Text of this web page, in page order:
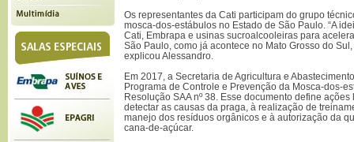
Os representantes da Cati participam do grupo
mosca-dos-estábulos no Estado de São Paulo. “A
Cati, Embrapa e usinas sucroalcooleiras para
São Paulo, como já acontece no Mato Grosso do
explicou Alessandro.
Em 2017, a Secretaria de Agricultura e
Programa de Controle e Prevenção da Mosca-dos-
Resolução SAA nº 38. Esse documento define
detectar as causas da praga, à realização de
manejo dos resíduos orgânicos e à autorização da
cana-de-açúcar.